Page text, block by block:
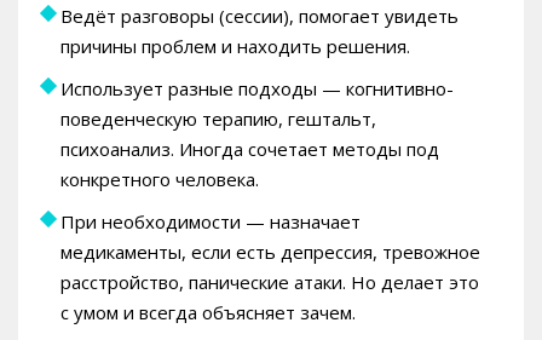
Ведёт разговоры (сессии), помогает увидеть
причины проблем и находить решения.
Использует разные подходы — когнитивно-
поведенческую терапию, гештальт,
психоанализ. Иногда сочетает методы под
конкретного человека.
При необходимости — назначает
медикаменты, если есть депрессия, тревожное
расстройство, панические атаки. Но делает это
с умом и всегда объясняет зачем.